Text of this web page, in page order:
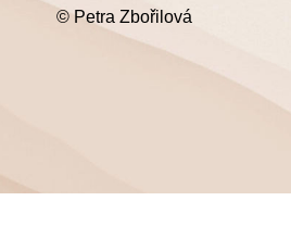
© Petra Zbořilová